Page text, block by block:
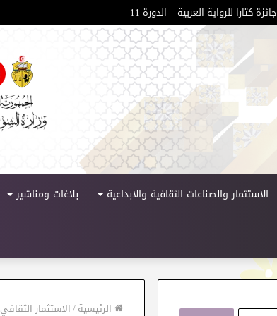
جائزة كتارا للرواية العربية – الدورة 11
الاستثمار والصناعات الثقافية والابداعية بلاغات ومناشير
الرئيسية/الاستثمار الثقافي